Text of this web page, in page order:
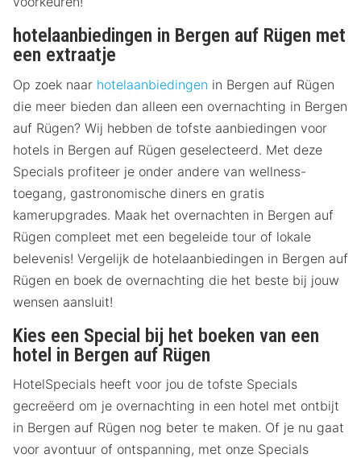
hotelaanbiedingen in Bergen auf Rügen met
een extraatje
Op zoek naar hotelaanbiedingen in Bergen auf Rügen
die meer bieden dan alleen een overnachting in Bergen
auf Rügen? Wij hebben de tofste aanbiedingen voor
hotels in Bergen auf Rügen geselecteerd. Met deze
Specials profiteer je onder andere van wellness-
toegang, gastronomische diners en gratis
kamerupgrades. Maak het overnachten in Bergen auf
Rügen compleet met een begeleide tour of lokale
belevenis! Vergelijk de hotelaanbiedingen in Bergen auf
Rügen en boek de overnachting die het beste bij jouw
wensen aansluit!
Kies een Special bij het boeken van een
hotel in Bergen auf Rügen
HotelSpecials heeft voor jou de tofste Specials
gecreëerd om je overnachting in een hotel met ontbijt
in Bergen auf Rügen nog beter te maken. Of je nu gaat
voor avontuur of ontspanning, met onze Specials